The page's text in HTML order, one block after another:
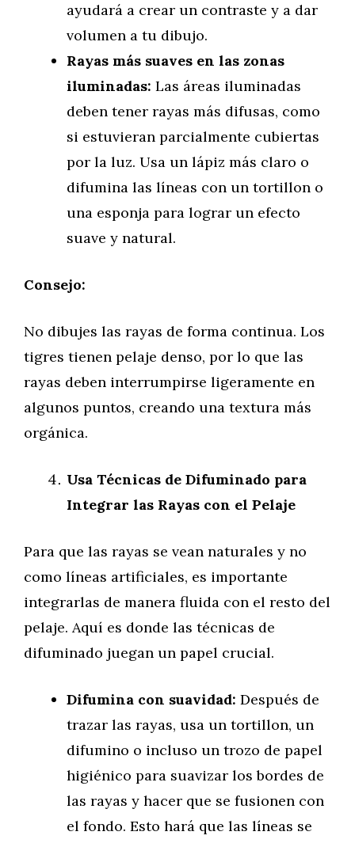
ayudará a crear un contraste y a dar
volumen a tu dibujo.
Rayas más suaves en las zonas
iluminadas: Las áreas iluminadas
deben tener rayas más difusas, como
si estuvieran parcialmente cubiertas
por la luz. Usa un lápiz más claro o
difumina las líneas con un tortillon o
una esponja para lograr un efecto
suave y natural.
Consejo:
No dibujes las rayas de forma continua. Los
tigres tienen pelaje denso, por lo que las
rayas deben interrumpirse ligeramente en
algunos puntos, creando una textura más
orgánica.
Usa Técnicas de Difuminado para
Integrar las Rayas con el Pelaje
Para que las rayas se vean naturales y no
como líneas artificiales, es importante
integrarlas de manera fluida con el resto del
pelaje. Aquí es donde las técnicas de
difuminado juegan un papel crucial.
Difumina con suavidad: Después de
trazar las rayas, usa un tortillon, un
difumino o incluso un trozo de papel
higiénico para suavizar los bordes de
las rayas y hacer que se fusionen con
el fondo. Esto hará que las líneas se